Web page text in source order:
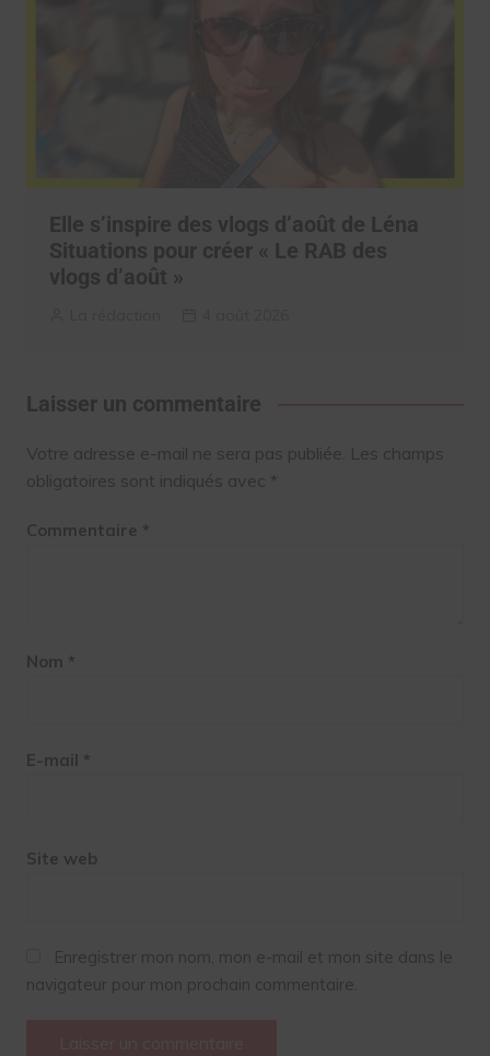
Elle s’inspire des vlogs d’août de Léna
Situations pour créer « Le RAB des
vlogs d’août »
Laisser un commentaire
Votre adresse e-mail ne sera pas publiée. Les champs
obligatoires sont indiqués avec *
Commentaire *
Nom *
E-mail *
Site web
Enregistrer mon nom, mon e-mail et mon site dans le
navigateur pour mon prochain commentaire.